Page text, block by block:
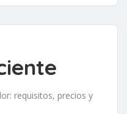
requisitos, precios y